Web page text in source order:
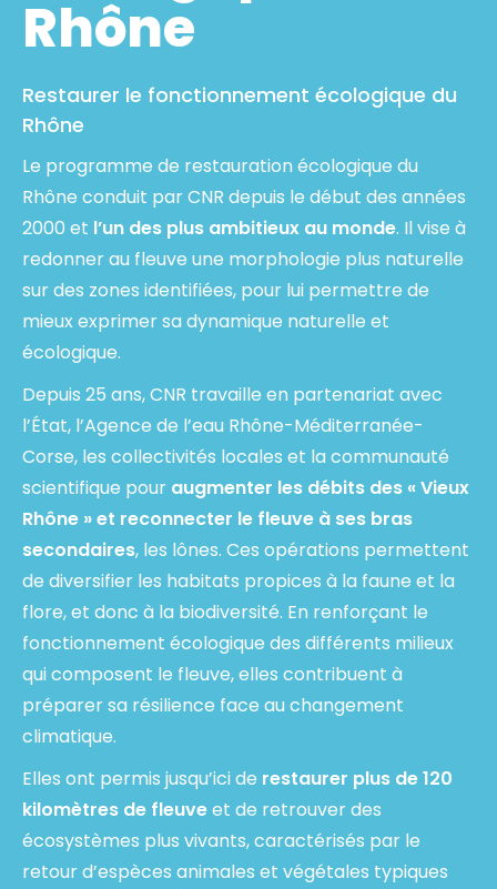
Rhône
Restaurer le fonctionnement écologique du
Rhône
Le programme de restauration écologique du
Rhône conduit par CNR depuis le début des années
2000 et l’un des plus ambitieux au monde. Il vise à
redonner au fleuve une morphologie plus naturelle
sur des zones identifiées, pour lui permettre de
mieux exprimer sa dynamique naturelle et
écologique.
Depuis 25 ans, CNR travaille en partenariat avec
l’État, l’Agence de l’eau Rhône-Méditerranée-
Corse, les collectivités locales et la communauté
scientifique pour augmenter les débits des « Vieux
Rhône » et reconnecter le fleuve à ses bras
secondaires, les lônes. Ces opérations permettent
de diversifier les habitats propices à la faune et la
flore, et donc à la biodiversité. En renforçant le
fonctionnement écologique des différents milieux
qui composent le fleuve, elles contribuent à
préparer sa résilience face au changement
climatique.
Elles ont permis jusqu’ici de restaurer plus de 120
kilomètres de fleuveet de retrouver des
écosystèmes plus vivants, caractérisés par le
retour d’espèces animales et végétales typiques